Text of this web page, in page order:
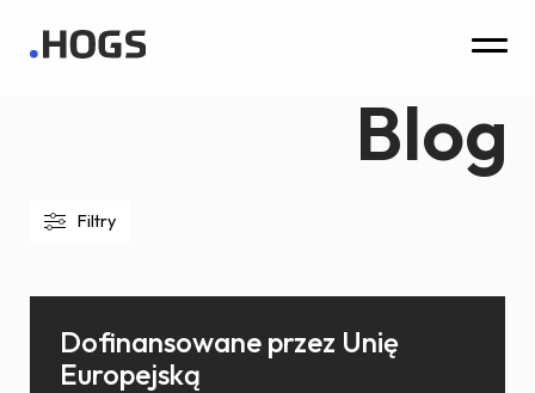
Blog
Filtry
Dofinansowane przez Unię
Europejską